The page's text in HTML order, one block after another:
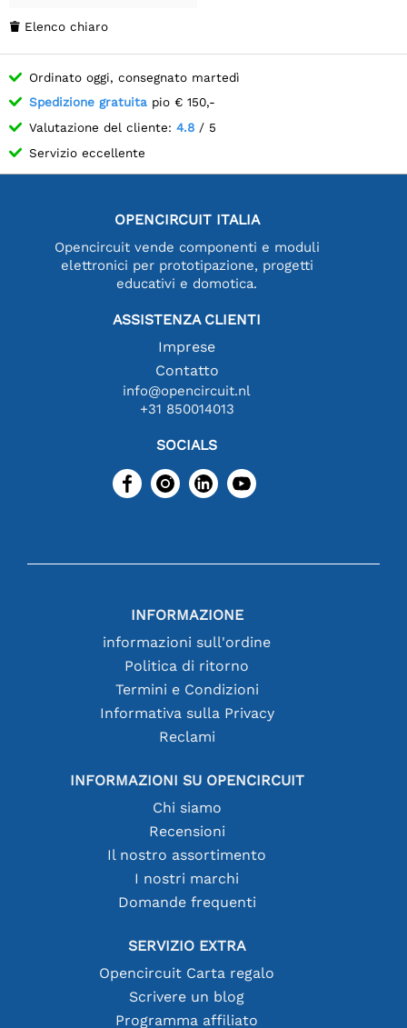
 Elenco chiaro
Ordinato oggi, consegnato martedì
Spedizione gratuita pio € 150,-
Valutazione del cliente: 4.8 / 5
Servizio eccellente
OPENCIRCUIT ITALIA
Opencircuit vende componenti e moduli
elettronici per prototipazione, progetti
educativi e domotica.
ASSISTENZA CLIENTI
Imprese
Contatto
info@opencircuit.nl
+31 850014013
SOCIALS
INFORMAZIONE
informazioni sull'ordine
Politica di ritorno
Termini e Condizioni
Informativa sulla Privacy
Reclami
INFORMAZIONI SU OPENCIRCUIT
Chi siamo
Recensioni
Il nostro assortimento
I nostri marchi
Domande frequenti
SERVIZIO EXTRA
Opencircuit Carta regalo
Scrivere un blog
Programma affiliato